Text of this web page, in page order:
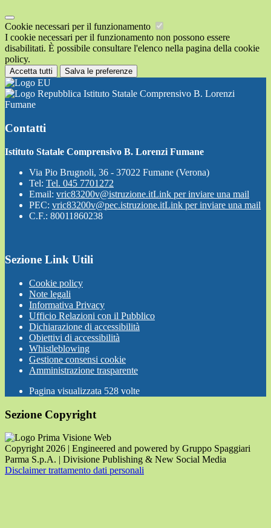
Cookie necessari per il funzionamento
I cookie necessari per il funzionamento non possono essere
disabilitati. È possibile consultare l'elenco nella pagina della cookie
policy.
Accetta tutti Salva le preferenze
Istituto Statale Comprensivo B. Lorenzi
Fumane
Contatti
Istituto Statale Comprensivo B. Lorenzi Fumane
Via Pio Brugnoli, 36 - 37022 Fumane (Verona)
Tel: Tel. 045 7701272
Email: vric83200v@istruzione.itLink per inviare una mail
PEC: vric83200v@pec.istruzione.itLink per inviare una mail
C.F.: 80011860238
Sezione Link Utili
Cookie policy
Note legali
Informativa Privacy
Ufficio Relazioni con il Pubblico
Dichiarazione di accessibilità
Obiettivi di accessibilità
Whistleblowing
Gestione consensi cookie
Amministrazione trasparente
Pagina visualizzata 528 volte
Sezione Copyright
Copyright 2026 | Engineered and powered by Gruppo Spaggiari
Parma S.p.A. | Divisione Publishing & New Social Media
Disclaimer trattamento dati personali